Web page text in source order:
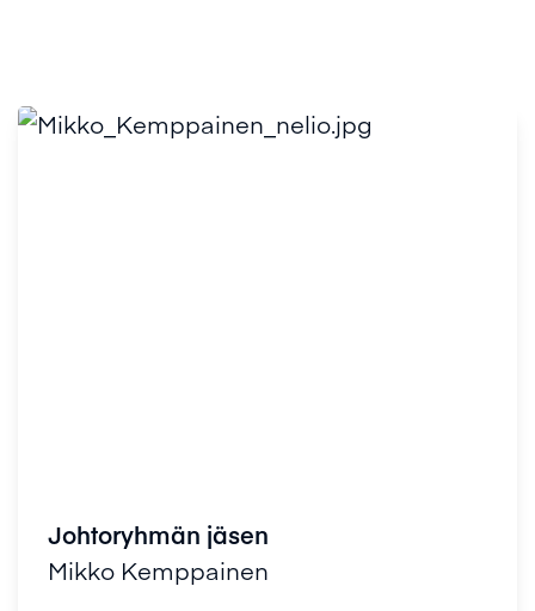
Johtoryhmän jäsen
Mikko Kemppainen